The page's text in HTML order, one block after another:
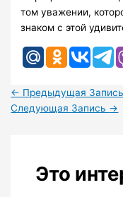
том уважении,
знаком с этой
← Предыдущая Запись
Следующая Запись →
Это